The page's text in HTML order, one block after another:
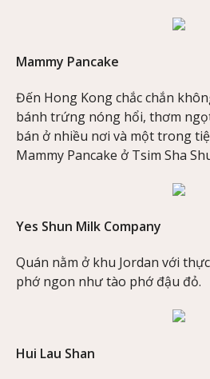
Mammy Pancake
Đến Hong Kong chắc chắn
bánh trứng nóng hổi, thơm
bán ở nhiều nơi và một trong
Mammy Pancake ở Tsim Sha
Yes Shun Milk Company
Quán nằm ở khu Jordan với
phớ ngon như tào phớ đậu đỏ.
Hui Lau Shan